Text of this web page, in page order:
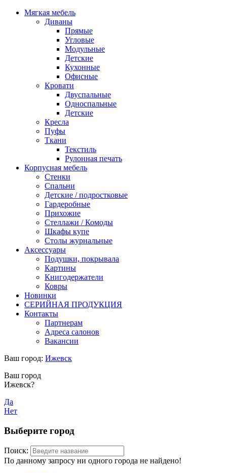
Мягкая мебель
Диваны
Прямые
Угловые
Модульные
Детские
Кухонные
Офисные
Кровати
Двуспальные
Односпальные
Детские
Кресла
Пуфы
Ткани
Текстиль
Рулонная печать
Корпусная мебель
Стенки
Спальни
Детские / подростковые
Гардеробные
Прихожие
Стеллажи / Комоды
Шкафы купе
Столы журнальные
Аксессуары
Подушки, покрывала
Картины
Книгодержатели
Ковры
Новинки
СЕРИЙНАЯ ПРОДУКЦИЯ
Контакты
Партнерам
Адреса салонов
Вакансии
Ваш город: Ижевск
Ваш город
Ижевск?
Да
Нет
Выберите город
Поиск:
По данному запросу ни одного города не найдено!